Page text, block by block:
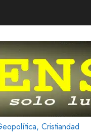
Cristiandad